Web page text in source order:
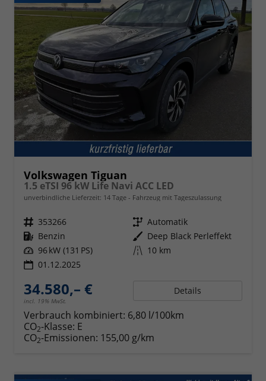
Volkswagen Tiguan
1.5 eTSI 96 kW Life Navi ACC LED
unverbindliche Lieferzeit: 14 Tage Fahrzeug mit Tageszulassung
Fahrzeugnr. 353266 Getriebe Automatik
Kraftstoff Benzin Außenfarbe Deep Black Perleffekt
Leistung 96 kW (131 PS) Kilometerstand 10 km
01.12.2025
34.580,– €
incl. 19% MwSt.
Details
Verbrauch kombiniert: 6,80 l/100km
CO2-Klasse: E
CO2-Emissionen: 155,00 g/km